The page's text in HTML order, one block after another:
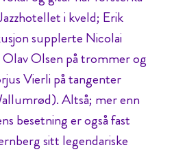
i kveld; Erik
supplerte Nicolai
Olsen på trommer og
Vierli på tangenter
Altså; mer enn
besetning er også fast
sitt legendariske